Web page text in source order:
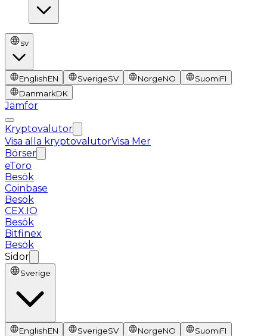
sv
EnglishEN SverigeSV NorgeNO SuomiFI
DanmarkDK
Jämför
Kryptovalutor
Visa alla kryptovalutorVisa Mer
Börser
eToro
Besök
Coinbase
Besök
CEX.IO
Besök
Bitfinex
Besök
Sidor
Sverige
EnglishEN SverigeSV NorgeNO SuomiFI